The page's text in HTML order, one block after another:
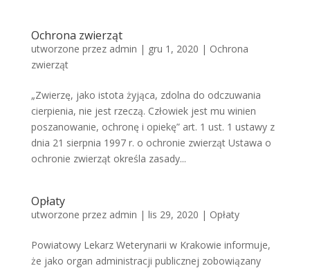
Ochrona zwierząt
utworzone przez admin | gru 1, 2020 | Ochrona
zwierząt
„Zwierzę, jako istota żyjąca, zdolna do odczuwania
cierpienia, nie jest rzeczą. Człowiek jest mu winien
poszanowanie, ochronę i opiekę” art. 1 ust. 1 ustawy z
dnia 21 sierpnia 1997 r. o ochronie zwierząt Ustawa o
ochronie zwierząt określa zasady...
Opłaty
utworzone przez admin | lis 29, 2020 | Opłaty
Powiatowy Lekarz Weterynarii w Krakowie informuje,
że jako organ administracji publicznej zobowiązany